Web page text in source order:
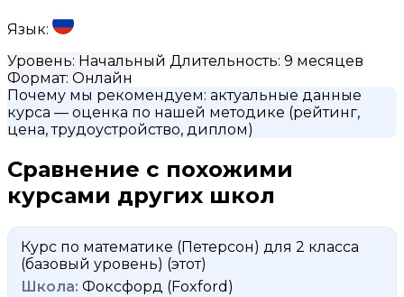
Язык:
Уровень: Начальный Длительность: 9 месяцев
Формат: Онлайн
Почему мы рекомендуем: актуальные данные
курса — оценка по нашей методике (рейтинг,
цена, трудоустройство, диплом)
Сравнение с похожими
курсами других школ
Курс по математике (Петерсон) для 2 класса
(базовый уровень) (этот)
Фоксфорд (Foxford)